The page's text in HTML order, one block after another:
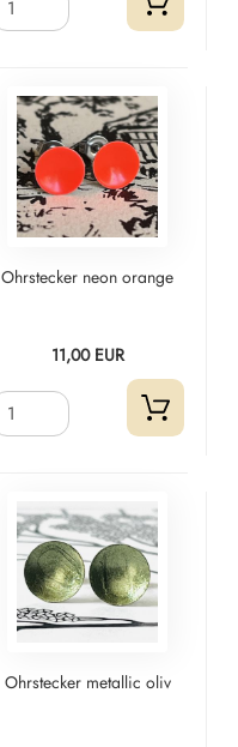
Ohrstecker neon orange
11,00 EUR
Ohrstecker metallic oliv